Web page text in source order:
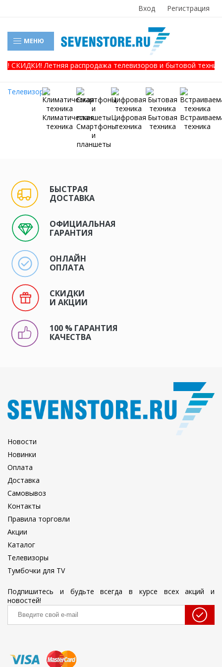
Вход Регистрация
МЕНЮ
СКИДКИ! Летняя распродажа телевизоров и бытовой
Телевизоры
Климатическая
техника Смартфоны
и
планшеты
Цифровая
техника
Бытовая
техника
техника
БЫСТРАЯ
ДОСТАВКА
ОФИЦИАЛЬНАЯ
ГАРАНТИЯ
ОНЛАЙН
ОПЛАТА
СКИДКИ
И АКЦИИ
100 % ГАРАНТИЯ
КАЧЕСТВА
Новости
Новинки
Оплата
Доставка
Самовывоз
Контакты
Правила торговли
Акции
Каталог
Телевизоры
Тумбочки для TV
Подпишитесь и будьте всегда в курсе всех акций и
новостей!